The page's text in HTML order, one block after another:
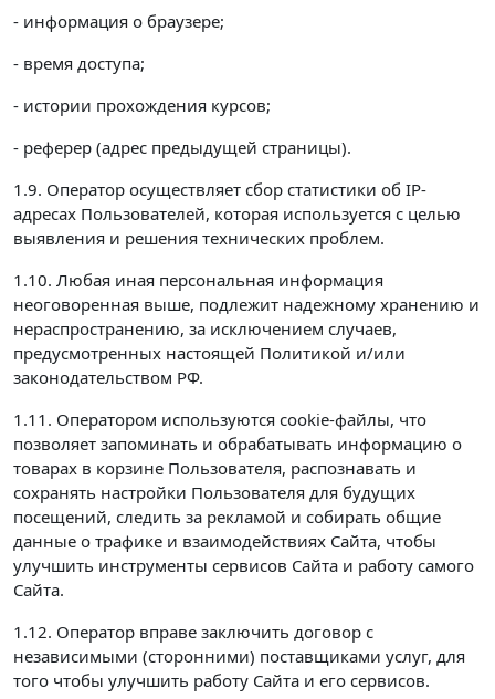
- информация о браузере;
- время доступа;
- истории прохождения курсов;
- реферер (адрес предыдущей страницы).
1.9. Оператор осуществляет сбор статистики об IP-
адресах Пользователей, которая используется с целью
выявления и решения технических проблем.
1.10. Любая иная персональная информация
неоговоренная выше, подлежит надежному хранению и
нераспространению, за исключением случаев,
предусмотренных настоящей Политикой и/или
законодательством РФ.
1.11. Оператором используются cookie-файлы, что
позволяет запоминать и обрабатывать информацию о
товарах в корзине Пользователя, распознавать и
сохранять настройки Пользователя для будущих
посещений, следить за рекламой и собирать общие
данные о трафике и взаимодействиях Сайта, чтобы
улучшить инструменты сервисов Сайта и работу самого
Сайта.
1.12. Оператор вправе заключить договор с
независимыми (сторонними) поставщиками услуг, для
того чтобы улучшить работу Сайта и его сервисов.